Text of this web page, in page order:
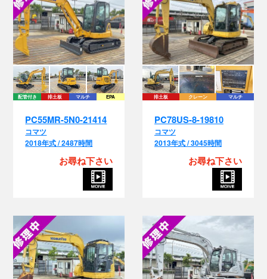
配管付き 排土板 マルチ EPA
PC55MR-5N0-21414
コマツ
2018年式 / 2487時間
お尋ね下さい
排土板 クレーン マルチ
PC78US-8-19810
コマツ
2013年式 / 3045時間
お尋ね下さい